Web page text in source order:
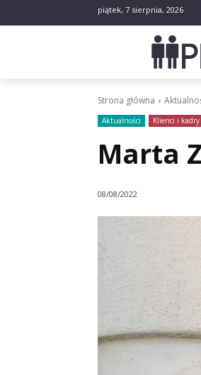
piątek, 7 sierpnia, 2026
Strona główna
Aktualności Klienci i kadry
Marta
08/08/2022